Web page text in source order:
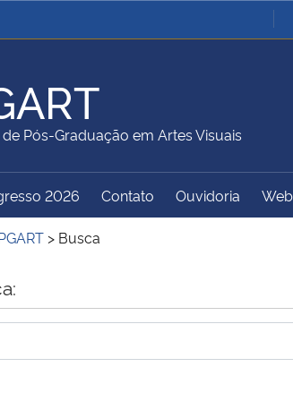
Ministério da Justiça e
Ministério da Defesa
Ministério da Educação
Ministério do Turismo
Ministério do
Pós-Graduação em Artes Visuais
do Sítio2026 Contato Ouvidoria
> Busca